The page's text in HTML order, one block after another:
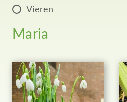
Vieren
Maria